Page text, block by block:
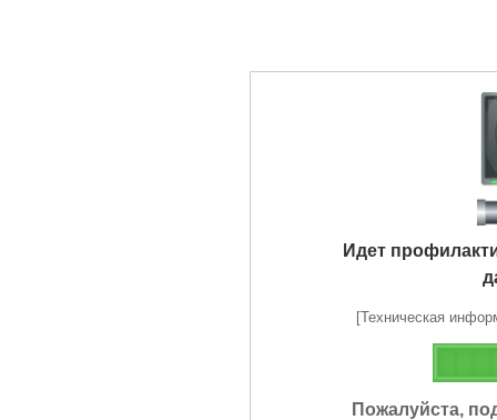
Идет
[Техническая
Пожалуйста,